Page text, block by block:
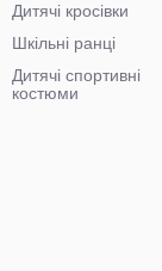
Дитячі кросівки
Шкільні ранці
Дитячі спортивні
костюми